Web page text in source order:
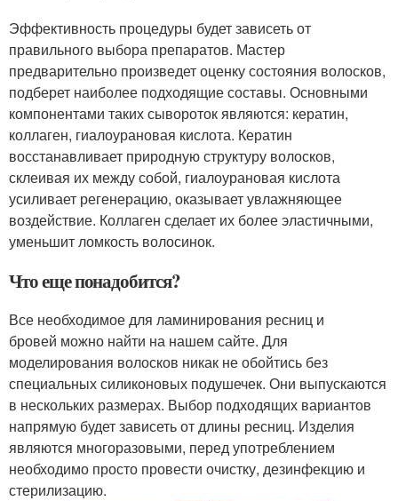
Эффективность процедуры будет зависеть от
правильного выбора препаратов. Мастер
предварительно произведет оценку состояния волосков,
подберет наиболее подходящие составы. Основными
компонентами таких сывороток являются: кератин,
коллаген, гиалоурановая кислота. Кератин
восстанавливает природную структуру волосков,
склеивая их между собой, гиалоурановая кислота
усиливает регенерацию, оказывает увлажняющее
воздействие. Коллаген сделает их более эластичными,
уменьшит ломкость волосинок.
Что еще понадобится?
Все необходимое для ламинирования ресниц и
бровей можно найти на нашем сайте. Для
моделирования волосков никак не обойтись без
специальных силиконовых подушечек. Они выпускаются
в нескольких размерах. Выбор подходящих вариантов
напрямую будет зависеть от длины ресниц. Изделия
являются многоразовыми, перед употреблением
необходимо просто провести очистку, дезинфекцию и
стерилизацию.